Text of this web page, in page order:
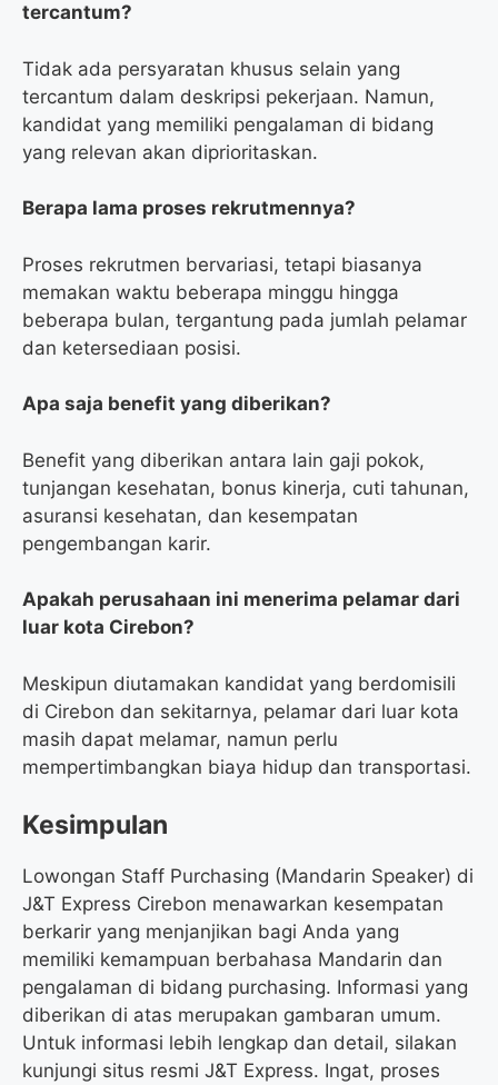
tercantum?
Tidak ada persyaratan khusus selain yang
tercantum dalam deskripsi pekerjaan. Namun,
kandidat yang memiliki pengalaman di bidang
yang relevan akan diprioritaskan.
Berapa lama proses rekrutmennya?
Proses rekrutmen bervariasi, tetapi biasanya
memakan waktu beberapa minggu hingga
beberapa bulan, tergantung pada jumlah pelamar
dan ketersediaan posisi.
Apa saja benefit yang diberikan?
Benefit yang diberikan antara lain gaji pokok,
tunjangan kesehatan, bonus kinerja, cuti tahunan,
asuransi kesehatan, dan kesempatan
pengembangan karir.
Apakah perusahaan ini menerima pelamar dari
luar kota Cirebon?
Meskipun diutamakan kandidat yang berdomisili
di Cirebon dan sekitarnya, pelamar dari luar kota
masih dapat melamar, namun perlu
mempertimbangkan biaya hidup dan transportasi.
Kesimpulan
Lowongan Staff Purchasing (Mandarin Speaker) di
J&T Express Cirebon menawarkan kesempatan
berkarir yang menjanjikan bagi Anda yang
memiliki kemampuan berbahasa Mandarin dan
pengalaman di bidang purchasing. Informasi yang
diberikan di atas merupakan gambaran umum.
Untuk informasi lebih lengkap dan detail, silakan
kunjungi situs resmi J&T Express. Ingat, proses